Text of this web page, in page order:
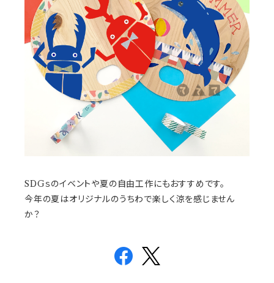
SDGｓのイベントや夏の自由工作にもおすすめです。
今年の夏はオリジナルのうちわで楽しく涼を感じません
か？